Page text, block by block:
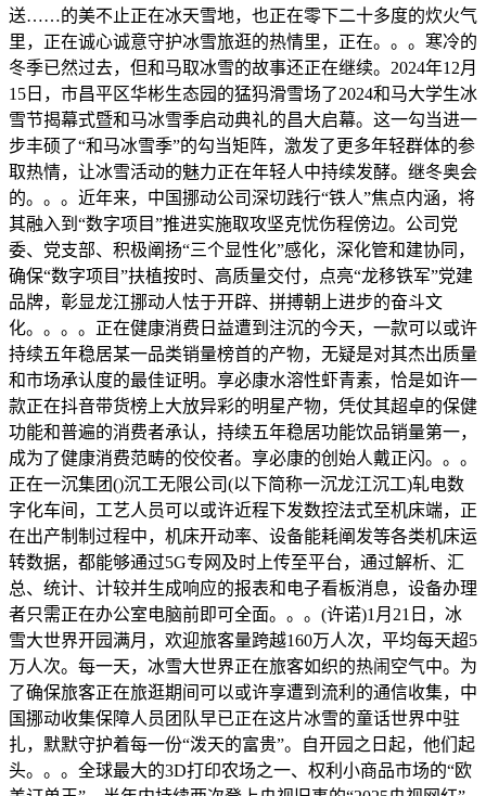
送……的美不止正在冰天雪地，也正在零下二十多度的炊火气
里，正在诚心诚意守护冰雪旅逛的热情里，正在。。。寒冷的
冬季已然过去，但和马取冰雪的故事还正在继续。2024年12月
15日，市昌平区华彬生态园的猛犸滑雪场了2024和马大学生冰
雪节揭幕式暨和马冰雪季启动典礼的昌大启幕。这一勾当进一
步丰硕了“和马冰雪季”的勾当矩阵，激发了更多年轻群体的参
取热情，让冰雪活动的魅力正在年轻人中持续发酵。继冬奥会
的。。。近年来，中国挪动公司深切践行“铁人”焦点内涵，将
其融入到“数字项目”推进实施取攻坚克忧伤程傍边。公司党
委、党支部、积极阐扬“三个显性化”感化，深化管和建协同，
确保“数字项目”扶植按时、高质量交付，点亮“龙移铁军”党建
品牌，彰显龙江挪动人怯于开辟、拼搏朝上进步的奋斗文
化。。。。正在健康消费日益遭到注沉的今天，一款可以或许
持续五年稳居某一品类销量榜首的产物，无疑是对其杰出质量
和市场承认度的最佳证明。享必康水溶性虾青素，恰是如许一
款正在抖音带货榜上大放异彩的明星产物，凭仗其超卓的保健
功能和普遍的消费者承认，持续五年稳居功能饮品销量第一，
成为了健康消费范畴的佼佼者。享必康的创始人戴正闪。。。
正在一沉集团()沉工无限公司(以下简称一沉龙江沉工)轧电数
字化车间，工艺人员可以或许近程下发数控法式至机床端，正
在出产制制过程中，机床开动率、设备能耗阐发等各类机床运
转数据，都能够通过5G专网及时上传至平台，通过解析、汇
总、统计、计较并生成响应的报表和电子看板消息，设备办理
者只需正在办公室电脑前即可全面。。。(许诺)1月21日，冰
雪大世界开园满月，欢迎旅客量跨越160万人次，平均每天超5
万人次。每一天，冰雪大世界正在旅客如织的热闹空气中。为
了确保旅客正在旅逛期间可以或许享遭到流利的通信收集，中
国挪动收集保障人员团队早已正在这片冰雪的童话世界中驻
扎，默默守护着每一份“泼天的富贵”。自开园之日起，他们起
头。。。全球最大的3D打印农场之一、权利小商品市场的“欧